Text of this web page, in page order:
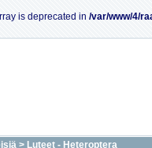
is deprecated in /var/www/4/
> Luteet - Heteroptera